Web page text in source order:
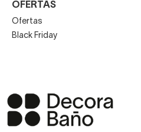
OFERTAS
Ofertas
Black Friday